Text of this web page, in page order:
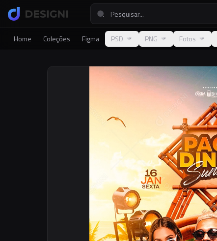
Home Coleções Figma PSD PNG Fotos